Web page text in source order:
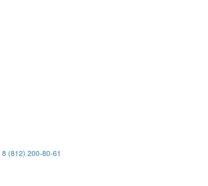
8 (812) 200-80-61